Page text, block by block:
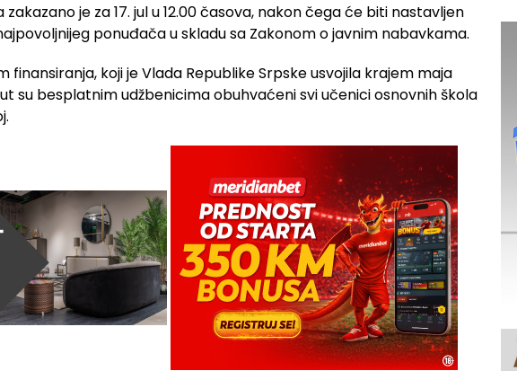
je za 17. jul u 12.00 časova, nakon čega će biti nastavljen
ponuđača u skladu sa Zakonom o javnim nabavkama.
finansiranja, koji je Vlada Republike Srpske usvojila krajem maja
su besplatnim udžbenicima obuhvaćeni svi učenici osnovnih škola